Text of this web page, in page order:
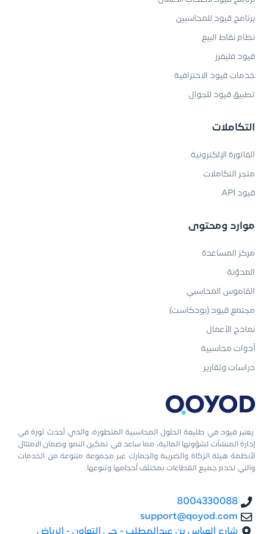
يعتبر قيود في طليعة الحلول المحاسبية المتطورة، والذي أحدث ثورة في
إدارة المنشآت لشؤونها المالية، مما ساعد في تمكين النمو وضمان الامتثال
لأنظمة هيئة الزكاة والضريبة والجمارك عبر مجموعة متنوعة من الخدمات
والتي تخدم جميع القطاعات بمختلف أحجامها وتنوعها.
8004330088
support@qoyod.com
شارع العباس بن عبدالمطلب - حي التعاون - الرياض
برنامج قيود للمحاسبين
نظام نقاط البيع
قيود فليفرز
خدمات قيود الاحترافية
تطبيق قيود للجوال
التكاملات
الفاتورة الإلكترونية
متجر التكاملات
قيود API
موارد ومحتوى
مركز المساعدة
المدوّنة
القاموس المحاسبي
مجتمع قيود (بودكاست)
نماذج الأعمال
أدوات محاسبية
دراسات وتقارير